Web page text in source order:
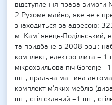
відступлення права
2.Рухоме майно, яке не є
знаходиться за адресою:
м. Кам`янець-Подільський,
та придбане в 2008 році:
комплект, електроплита –
мікрохвильова піч Gorenje
шт., пральна машина
комплект м’яких меблів
шт., стіл скляний –1 шт.,